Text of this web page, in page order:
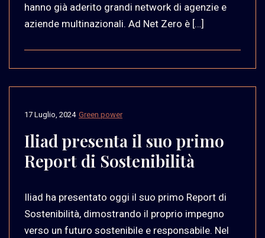
hanno già aderito grandi network di agenzie e
aziende multinazionali. Ad Net Zero è […]
Green power
17 Luglio, 2024
Iliad presenta il suo primo
Report di Sostenibilità
Iliad ha presentato oggi il suo primo Report di
Sostenibilità, dimostrando il proprio impegno
verso un futuro sostenibile e responsabile. Nel